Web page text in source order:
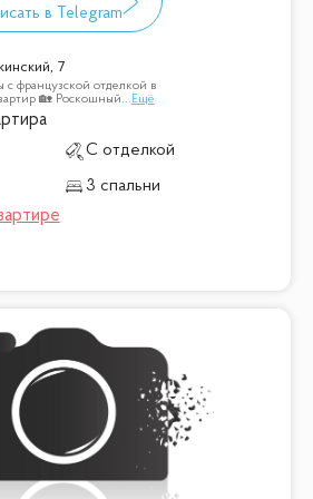
7
с французской отделкой в
🏡 Роскошный... Ещё
С отделкой
3 спальни